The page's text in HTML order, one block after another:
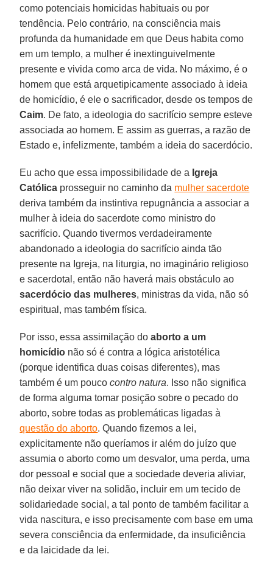
como potenciais homicidas habituais ou por
tendência. Pelo contrário, na consciência mais
profunda da humanidade em que Deus habita como
em um templo, a mulher é inextinguivelmente
presente e vivida como arca de vida. No máximo, é o
homem que está arquetipicamente associado à ideia
de homicídio, é ele o sacrificador, desde os tempos de
Caim. De fato, a ideologia do sacrifício sempre esteve
associada ao homem. E assim as guerras, a razão de
Estado e, infelizmente, também a ideia do sacerdócio.
Eu acho que essa impossibilidade de a Igreja
Católica prosseguir no caminho da mulher sacerdote
deriva também da instintiva repugnância a associar a
mulher à ideia do sacerdote como ministro do
sacrifício. Quando tivermos verdadeiramente
abandonado a ideologia do sacrifício ainda tão
presente na Igreja, na liturgia, no imaginário religioso
e sacerdotal, então não haverá mais obstáculo ao
sacerdócio das mulheres, ministras da vida, não só
espiritual, mas também física.
Por isso, essa assimilação doaborto a um
homicídio não só é contra a lógica aristotélica
(porque identifica duas coisas diferentes), mas
também é um poucocontro natura. Isso não significa
de forma alguma tomar posição sobre o pecado do
aborto, sobre todas as problemáticas ligadas à
questão do aborto. Quando fizemos a lei,
explicitamente não queríamos ir além do juízo que
assumia o aborto como um desvalor, uma perda, uma
dor pessoal e social que a sociedade deveria aliviar,
não deixar viver na solidão, incluir em um tecido de
solidariedade social, a tal ponto de também facilitar a
vida nascitura, e isso precisamente com base em uma
severa consciência da enfermidade, da insuficiência
e da laicidade da lei.